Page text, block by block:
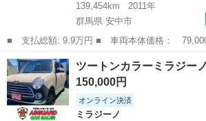
139,454km
2011年
群馬県 安中市
■ 支払総額: 9.9万円 ■ 車両本体価格： 79,000 円 ■ メーカー
名： ダイハツ ■ 車種名： ムーヴ ■ グレ
（エアコン）不良 キーレス ベンチシートフ
バック パワステ ...
群馬 安中市 ムーヴ
ツートンカラーミラジー
150,000円
オンライン決済
ミラジーノ